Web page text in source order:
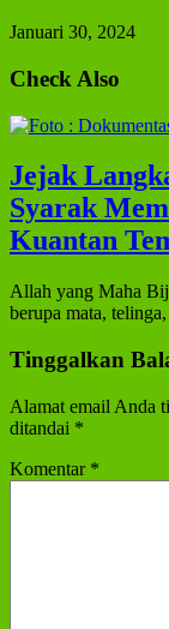
Januari 30, 2024
Check Also
Jejak
Syarak
Kuantan
Allah yang Maha
berupa mata,
Tinggalkan
Alamat email Anda
ditandai *
Komentar *